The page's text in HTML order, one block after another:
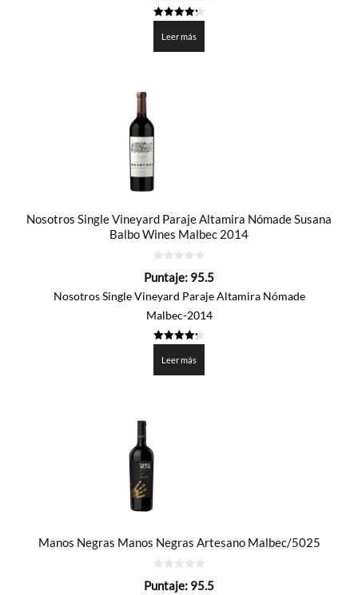
de 5
Leer más
Nosotros Single Vineyard Paraje Altamira Nómade Susana
Balbo Wines Malbec 2014
de
Puntaje: 95.5
Nosotros Single Vineyard Paraje Altamira Nómade
Malbec-2014
de 5
Leer más
Manos Negras Manos Negras Artesano Malbec/5025
de
Puntaje: 95.5